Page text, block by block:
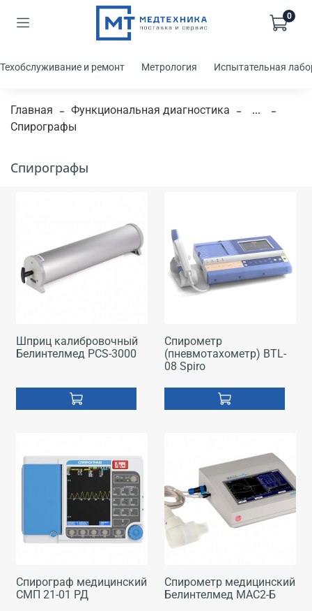
0
Техобслуживание и ремонт Метрология Испытательная
Главная Функциональная диагностика
...
Спирографы
Спирографы
Шприц калибровочный
Белинтелмед PCS-3000
Спирометр
(пневмотахометр) BTL-
08 Spiro
Спирограф медицинский
СМП 21-01 РД
Спирометр медицинский
Белинтелмед МАС2-Б